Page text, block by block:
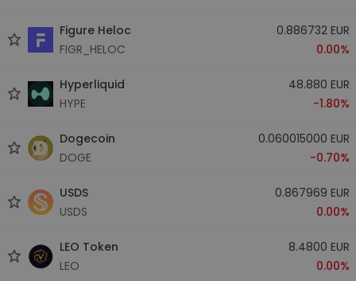
Figure Heloc
FIGR_HELOC
0.886732 EUR
0.00%
Hyperliquid
HYPE
48.880 EUR
-1.80%
Dogecoin
DOGE
0.060015000 EUR
-0.70%
USDS
USDS
0.867969 EUR
0.00%
LEO Token
LEO
8.4800 EUR
0.00%